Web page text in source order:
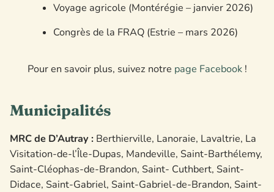
Voyage agricole (Montérégie – janvier 2026)
Congrès de la FRAQ (Estrie – mars 2026)
Pour en savoir plus, suivez notre page Facebook!
Municipalités
MRC de D’Autray : Berthierville, Lanoraie, Lavaltrie, La
Visitation-de-l’Île-Dupas, Mandeville, Saint-Barthélemy,
Saint-Cléophas-de-Brandon, Saint- Cuthbert, Saint-
Didace, Saint-Gabriel, Saint-Gabriel-de-Brandon, Saint-